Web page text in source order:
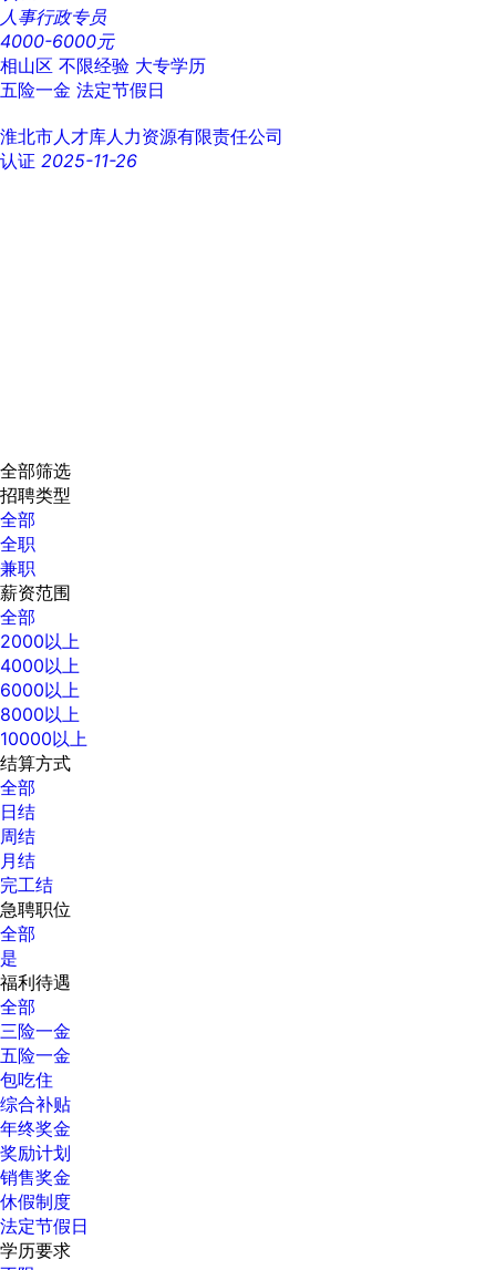
人事行政专员
4000-6000元
相山区 不限经验 大专学历
五险一金 法定节假日
淮北市人才库人力资源有限责任公司
认证 2025-11-26
全部筛选
招聘类型
全部
全职
兼职
薪资范围
全部
2000以上
4000以上
6000以上
8000以上
10000以上
结算方式
全部
日结
周结
月结
完工结
急聘职位
全部
是
福利待遇
全部
三险一金
五险一金
包吃住
综合补贴
年终奖金
奖励计划
销售奖金
休假制度
法定节假日
学历要求